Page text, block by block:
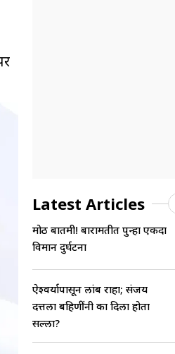
Latest Articles
मोठी बातमी! बारामतीत पुन्हा एकदा
विमान दुर्घटना
ऐश्वर्यापासून लांब राहा; संजय
दत्तला बहिणींनी का दिला होता
सल्ला?